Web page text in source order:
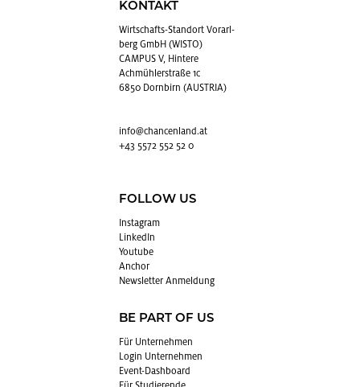
KONTAKT
Wirt­schafts-Stand­ort Vor­arl­
berg GmbH (WISTO)
CAMPUS V, Hintere
Achmühlerstraße 1c
6850 Dornbirn (AUSTRIA)
info@​chancenland.​at
+43 5572 552 52 0
FOLLOW US
In­sta­gram
Lin­kedIn
You­tube
An­chor
News­let­ter An­mel­dung
BE PART OF US
Für Un­ter­neh­men
Login Un­ter­neh­men
Event-Da­sh­board